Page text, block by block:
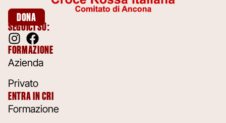
SEGUICI SU:
DONA
FORMAZIONE
Azienda
Privato
ENTRA IN CRI
Formazione